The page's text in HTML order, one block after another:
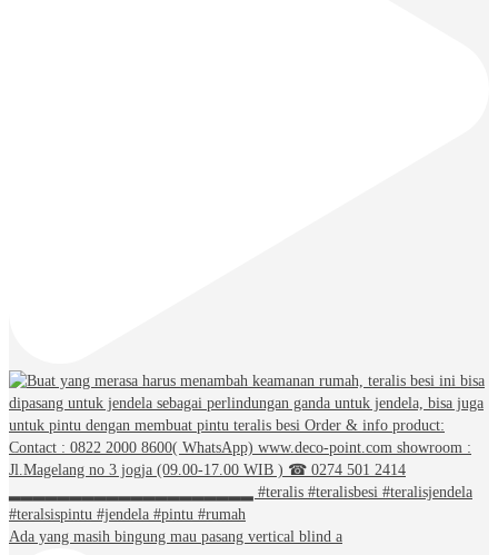
Ada yang masih bingung mau pasang vertical blind a